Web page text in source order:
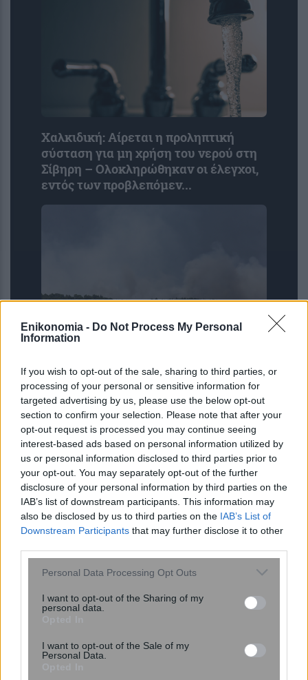
Enikonomia - Do Not Process My Personal
Information
If you wish to opt-out of the sale, sharing to third parties, or
processing of your personal or sensitive information for
targeted advertising by us, please use the below opt-out
section to confirm your selection. Please note that after your
opt-out request is processed you may continue seeing
interest-based ads based on personal information utilized by
us or personal information disclosed to third parties prior to
your opt-out. You may separately opt-out of the further
disclosure of your personal information by third parties on the
IAB’s list of downstream participants. This information may
also be disclosed by us to third parties on the IAB’s List of
Downstream Participants that may further disclose it to other
Please note that this website/app uses one or more Google
not limited to your visit or usage behaviour. You may click to
grant or deny consent to Google and its third-party tags to
consent section.
Personal Data Processing Opt Outs
I want to opt-out of the Sharing of my
personal data.
I want to opt-out of the Sale of my
Personal Data.
Χαλκιδική: Αίρεται η προληπτική
σύσταση για μη χρήση του νερού στη
Σίβηρη – Ολοκληρώθηκαν οι έλεγχοι,
εντός των προβλεπόμεν...
πλατφόρμα για τον α’ κύκλο του
ειδικού σχήματος στήριξης των
επιχειρήσεων της Σαμοθράκης
ΠΙΣ: Η Προσωρινή Διοικούσα
πλήρη νομιμότητα και διαφάνεια